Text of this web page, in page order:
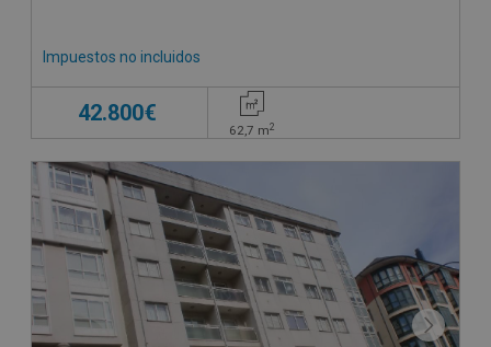
Impuestos no incluidos
42.800€
62,7 m2